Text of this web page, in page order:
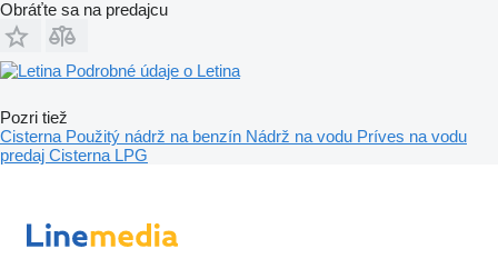
Obráťte sa na predajcu
Podrobné údaje o Letina
Pozri tiež
Cisterna Použitý nádrž na benzín Nádrž na vodu Príves na vodu
predaj Cisterna LPG